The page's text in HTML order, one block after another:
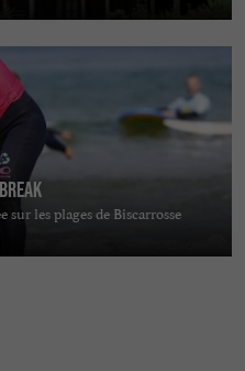
les plages de Biscarrosse